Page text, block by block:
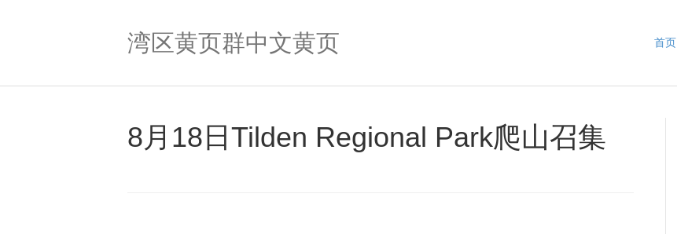
湾区黄页群中文黄页 首页
8月18日Tilden Regional Park爬山召集